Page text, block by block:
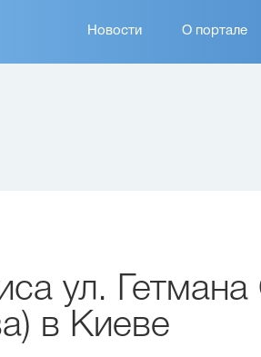
Основная
навигация
Новости О портале
ул.
в Киеве